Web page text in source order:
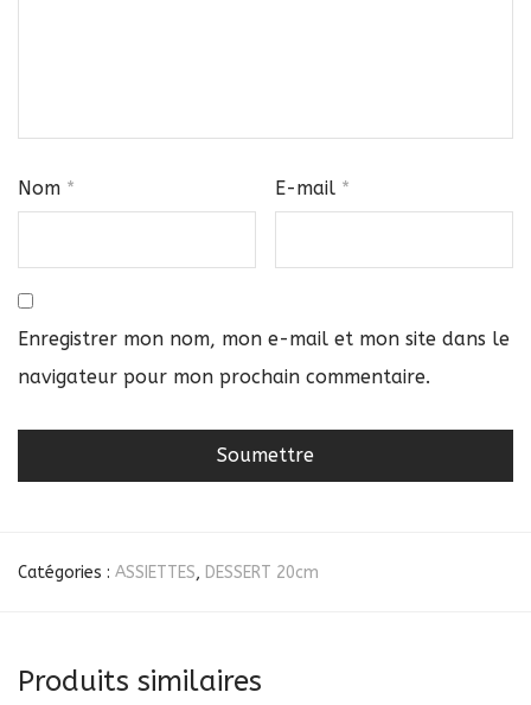
Nom * E-mail *
Enregistrer mon nom, mon e-mail et mon site dans le
navigateur pour mon prochain commentaire.
Catégories : ASSIETTES, DESSERT 20cm
Produits similaires